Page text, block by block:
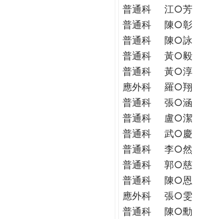
普通科
江○芳
普通科
陳○彰
普通科
陳○詠
普通科
黃○毅
普通科
黃○淳
應外科
羅○翔
普通科
張○涵
普通科
盧○潔
普通科
武○慶
普通科
李○然
普通科
郭○慈
普通科
陳○恩
應外科
張○雯
普通科
陳○勳